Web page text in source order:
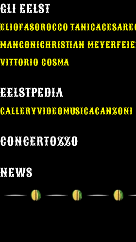
GLI EELST
ELIOFASOROCCO TANICA
MANGONICHRISTIAN MEYER
VITTORIO COSMA
EELSTPEDIA
GALLERYVIDEOMUSICACANZONI
CONCERTOZZO
NEWS